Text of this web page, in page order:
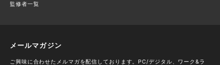
監修者一覧
メールマガジン
ご興味に合わせたメルマガを配信しております。PC/デジタル、ワーク&ラ